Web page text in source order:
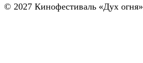
© 2027 Кинофестиваль «Дух огня»